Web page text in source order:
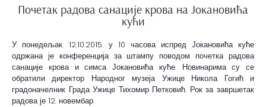
Почетак радова санације крова на Јокановића
кући
У понедељак. 12.10.2015. у 10 часова испред Јокановића куће
одржана је конференција за штампу поводом почетка радова
санације крова и симса Јокановића куће. Новинарима су се
обратили директор Народног музеја Ужице Никола Гогић и
градоначелник Града Ужице Тихомир Петковић. Рок за завршетак
радова је 12. новембар.